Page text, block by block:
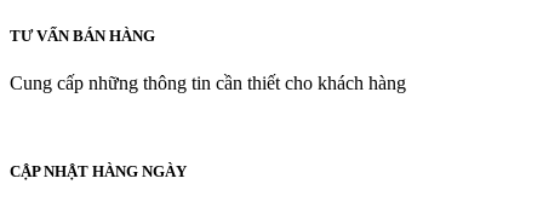
TƯ VẤN BÁN HÀNG
Cung cấp những thông tin cần thiết cho khách hàng
CẬP NHẬT HÀNG NGÀY